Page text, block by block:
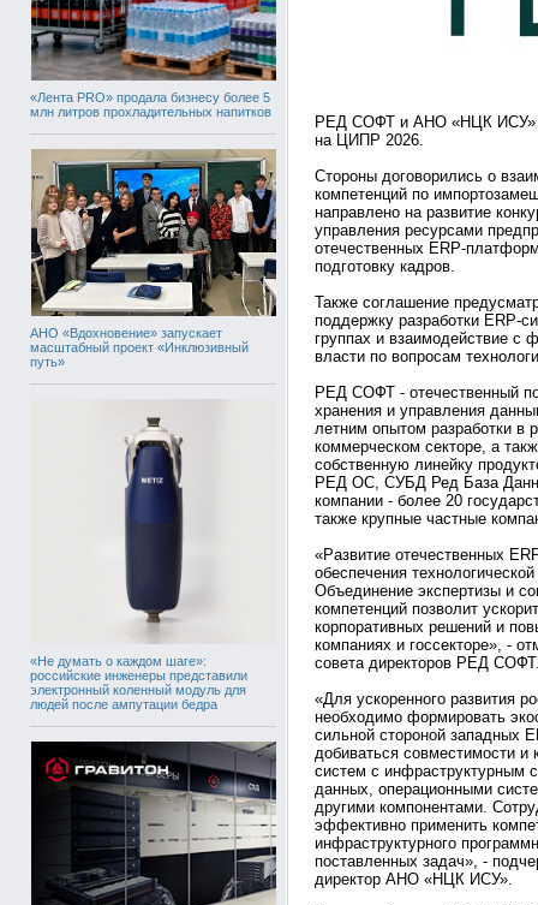
«Лента PRO» продала бизнесу более 5
млн литров прохладительных напитков
АНО «Вдохновение» запускает
масштабный проект «Инклюзивный
путь»
«Не думать о каждом шаге»:
российские инженеры представили
электронный коленный модуль для
людей после ампутации бедра
РЕД СОФТ и АНО «НЦК ИСУ»
на ЦИПР 2026.
Стороны договорились о
компетенций по
направлено на развитие
управления ресурсами
отечественных ERP-
подготовку кадров.
Также соглашение
поддержку разработки ERP-
группах и взаимодействие с
власти по вопросам
РЕД СОФТ - отечественный
хранения и управления
летним опытом разработки в
коммерческом секторе, а
собственную линейку
РЕД ОС, СУБД Ред База
компании - более 20
также крупные частные
«Развитие отечественных
обеспечения
Объединение экспертизы и
компетенций позволит
корпоративных решений и
компаниях и госсекторе», -
совета директоров РЕД
«Для ускоренного развития
необходимо формировать
сильной стороной западных
добиваться совместимости и
систем с инфраструктурным
данных, операционными
другими компонентами.
эффективно применить
инфраструктурного
поставленных задач», -
директор АНО «НЦК ИСУ».